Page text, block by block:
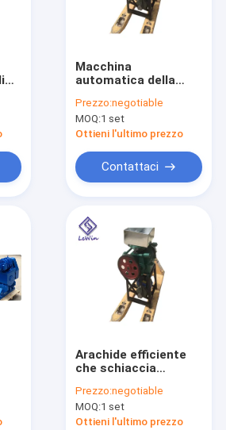
Macchina
automatica della
dell'arachide 1000-
1500 kg/h di capacità
elevata 70kg
Prezzo:negotiable
MOQ:1 set
Ottieni l'ultimo prezzo
Contattaci
Arachide efficiente
che schiaccia
smerigliatrice
elettrica 700 ×500
×1000 millimetro
Prezzo:negotiable
MOQ:1 set
Ottieni l'ultimo prezzo